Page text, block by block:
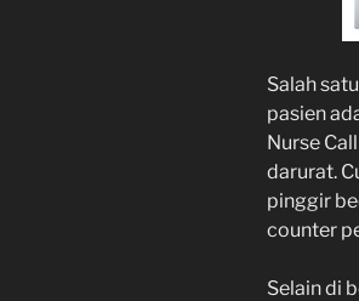
Salah
pasien
Nurse
darurat.
pinggir
counter
Selain di